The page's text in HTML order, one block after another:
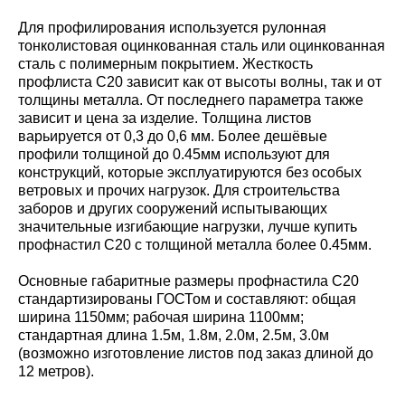
Для профилирования используется рулонная
тонколистовая оцинкованная сталь или оцинкованная
сталь с полимерным покрытием. Жесткость
профлиста С20 зависит как от высоты волны, так и от
толщины металла. От последнего параметра также
зависит и цена за изделие. Толщина листов
варьируется от 0,3 до 0,6 мм. Более дешёвые
профили толщиной до 0.45мм используют для
конструкций, которые эксплуатируются без особых
ветровых и прочих нагрузок. Для строительства
заборов и других сооружений испытывающих
значительные изгибающие нагрузки, лучше купить
профнастил С20 с толщиной металла более 0.45мм.
Основные габаритные размеры профнастила С20
стандартизированы ГОСТом и составляют: общая
ширина 1150мм; рабочая ширина 1100мм;
стандартная длина 1.5м, 1.8м, 2.0м, 2.5м, 3.0м
(возможно изготовление листов под заказ длиной до
12 метров).